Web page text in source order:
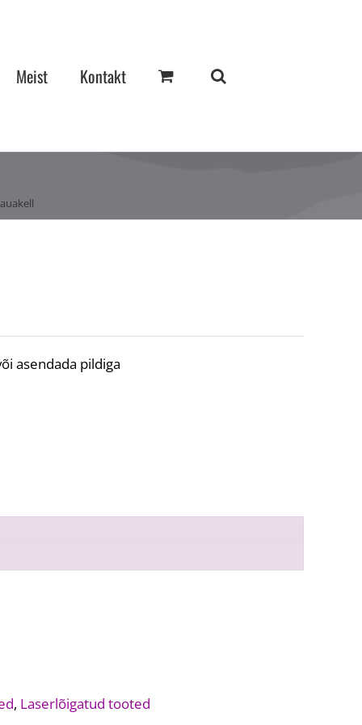
Meist Kontakt
asendada pildiga
, Laserlõigatud tooted